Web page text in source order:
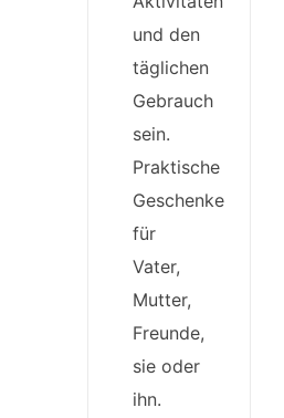
und den
täglichen
Gebrauch
sein.
Praktische
Geschenke
für
Vater,
Mutter,
Freunde,
sie oder
ihn.